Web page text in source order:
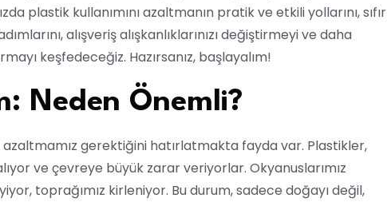
plastik kullanımını azaltmanın pratik ve etkili yollarını, sıfır
alışveriş alışkanlıklarınızı değiştirmeyi ve daha
keşfedeceğiz. Hazırsanız, başlayalım!
Neden Önemli?
azaltmamız gerektiğini hatırlatmakta fayda var. Plastikler,
ve çevreye büyük zarar veriyorlar. Okyanuslarımız
toprağımız kirleniyor. Bu durum, sadece doğayı değil,